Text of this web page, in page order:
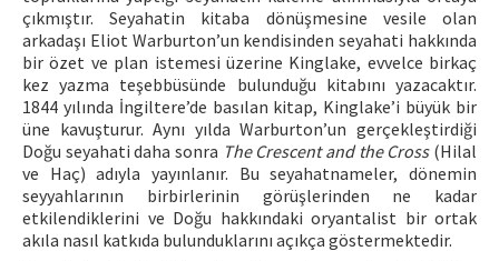
çıkmıştır. Seyahatin kitaba dönüşmesine vesile olan
arkadaşı Eliot Warburton’un kendisinden seyahati hakkında
bir özet ve plan istemesi üzerine Kinglake, evvelce birkaç
kez yazma teşebbüsünde bulunduğu kitabını yazacaktır.
1844 yılında İngiltere’de basılan kitap, Kinglake’i büyük bir
üne kavuşturur. Aynı yılda Warburton’un gerçekleştirdiği
Doğu seyahati daha sonra The Crescent and the Cross(Hilal
ve Haç) adıyla yayınlanır. Bu seyahatnameler, dönemin
seyyahlarının birbirlerinin görüşlerinden ne kadar
etkilendiklerini ve Doğu hakkındaki oryantalist bir ortak
akıla nasıl katkıda bulunduklarını açıkça göstermektedir.